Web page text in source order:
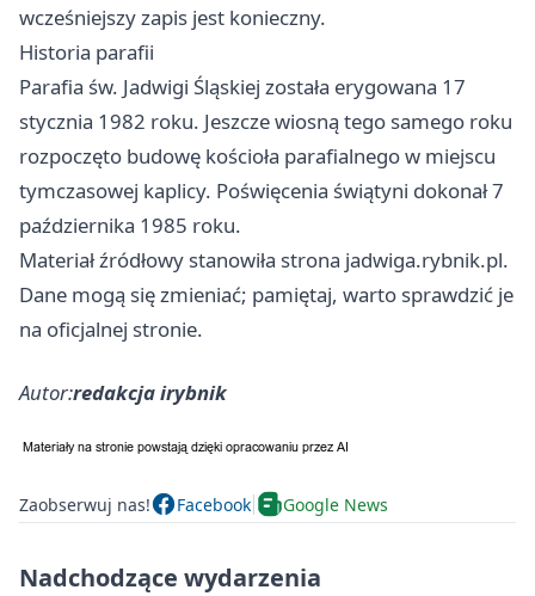
wcześniejszy zapis jest konieczny.
Historia parafii
Parafia św. Jadwigi Śląskiej została erygowana 17
stycznia 1982 roku. Jeszcze wiosną tego samego roku
rozpoczęto budowę kościoła parafialnego w miejscu
tymczasowej kaplicy. Poświęcenia świątyni dokonał 7
października 1985 roku.
Materiał źródłowy stanowiła strona jadwiga.rybnik.pl.
Dane mogą się zmieniać; pamiętaj, warto sprawdzić je
na oficjalnej stronie.
Autor:redakcja irybnik
Zaobserwuj nas! Facebook Google News
Nadchodzące wydarzenia